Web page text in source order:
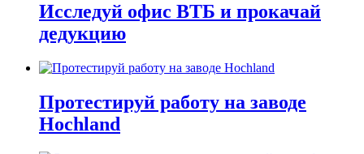
Исследуй офис ВТБ и прокачай
дедукцию
Протестируй работу на заводе
Hochland